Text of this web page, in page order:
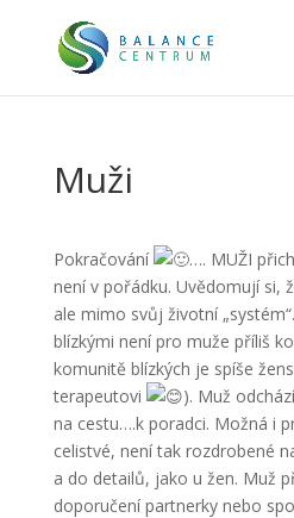
Muži
Pokračování
…. MUŽI
není v pořádku. Uvědomují si,
ale mimo svůj životní
blízkými není pro muže příliš
komunitě blízkých je spíše
terapeutovi
). Muž
na cestu….k poradci. Možná i
celistvé, není tak rozdrobené
a do detailů, jako u žen. Muž
doporučení partnerky nebo